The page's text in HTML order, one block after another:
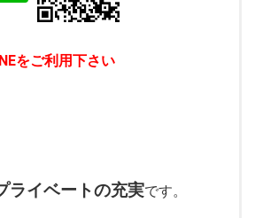
をご利用下さい
イベートの充実です。